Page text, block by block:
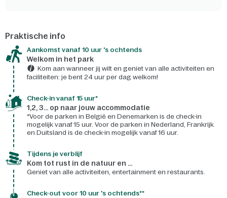
Praktische info
Aankomst vanaf 10 uur 's ochtends
Welkom in het park
Kom aan wanneer jij wilt en geniet van alle activiteiten en
faciliteiten: je bent 24 uur per dag welkom!
Check-in vanaf 15 uur*
1,2, 3... op naar jouw accommodatie
*Voor de parken in België en Denemarken is de check-in
mogelijk vanaf 15 uur. Voor de parken in Nederland, Frankrijk
en Duitsland is de check-in mogelijk vanaf 16 uur.
Tijdens je verblijf
Kom tot rust in de natuur en ...
Geniet van alle activiteiten, entertainment en restaurants.
Check-out voor 10 uur 's ochtends**